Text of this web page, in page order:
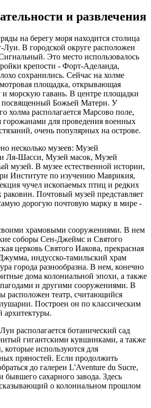
и развлечения
на берегу моря находится столица
Луи. В городской округе расположен
Это место использовалось
крепости - Форт-Аделаида,
сохранились. Сейчас на холме
площадка, открывающая
и морскую гавань. В центре площадки
посвященный Божьей Матери. У
холма располагается Марсово поле,
горожанами для проведения военных
очень популярных на острове.
несколько музеев: Музей
Ля-Шасси, Музей масок, Музей
музей. В музее естественной истории,
Институте по изучению Маврикия,
чучел ископаемых птиц и редких
раковин. Почтовый музей представляет
дорогую почтовую марку в мире -
храмовыми сооружениями. В нем
соборы Сен-Джеймс и Святого
церковь Святого Иакова, прекрасная
индусско-тамильский храм
города разнообразна. В нем, конечно
дома колониальной эпохи, а также
пагодами и другими сооружениями. В
расположен театр, считающийся
Построен он по классическим
архитектуры.
располагается ботанический сад
гигантскими кувшинками, а также
которые используются для
пряностей. Если продолжить
до галереи L'Aventure du Sucre,
бывшего сахарного завода. Здесь
о колониальном прошлом